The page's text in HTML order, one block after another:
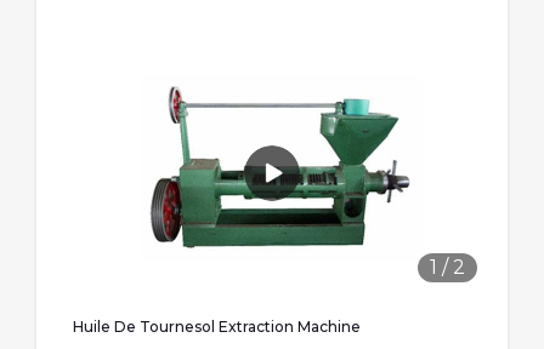
1 / 2
Huile De Tournesol Extraction Machine